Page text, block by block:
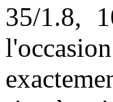
35/1.8,